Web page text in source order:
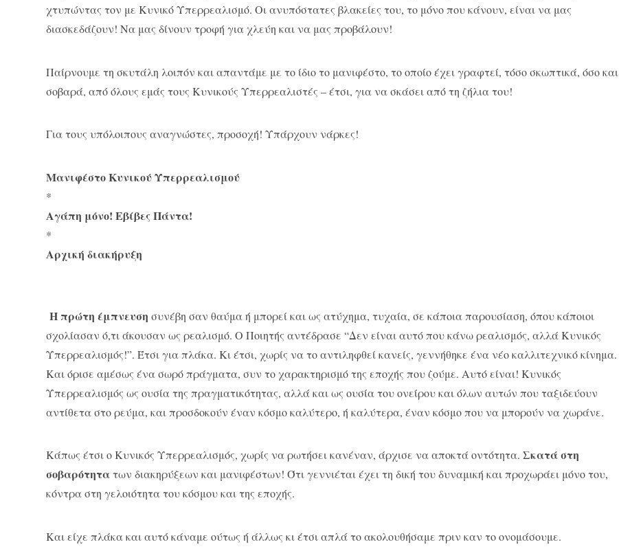
χτυπώντας τον με Κυνικό Υπερρεαλισμό. Οι ανυπόστατες βλακείες του, το μόνο που κάνουν, είναι να μας
διασκεδάζουν! Να μας δίνουν τροφή για χλεύη και να μας προβάλουν!
Παίρνουμε τη σκυτάλη λοιπόν και απαντάμε με το ίδιο το μανιφέστο, το οποίο έχει γραφτεί, τόσο σκωπτικά, όσο και
σοβαρά, από όλους εμάς τους Κυνικούς Υπερρεαλιστές – έτσι, για να σκάσει από τη ζήλια του!
Για τους υπόλοιπους αναγνώστες, προσοχή! Υπάρχουν νάρκες!
Μανιφέστο Κυνικού Υπερρεαλισμού
*
Αγάπη μόνο! Εβίβες Πάντα!
*
Αρχική διακήρυξη
Η πρώτη έμπνευση συνέβη σαν θαύμα ή μπορεί και ως ατύχημα, τυχαία, σε κάποια παρουσίαση, όπου κάποιοι
σχολίασαν ό,τι άκουσαν ως ρεαλισμό. Ο Ποιητής αντέδρασε “Δεν είναι αυτό που κάνω ρεαλισμός, αλλά Κυνικός
Υπερρεαλισμός!”. Έτσι για πλάκα. Κι έτσι, χωρίς να το αντιληφθεί κανείς, γεννήθηκε ένα νέο καλλιτεχνικό κίνημα.
Και όρισε αμέσως ένα σωρό πράγματα, συν το χαρακτηρισμό της εποχής που ζούμε. Αυτό είναι! Κυνικός
Υπερρεαλισμός ως ουσία της πραγματικότητας, αλλά και ως ουσία του ονείρου και όλων αυτών που ταξιδεύουν
αντίθετα στο ρεύμα, και προσδοκούν έναν κόσμο καλύτερο, ή καλύτερα, έναν κόσμο που να μπορούν να χωράνε.
Κάπως έτσι ο Κυνικός Υπερρεαλισμός, χωρίς να ρωτήσει κανέναν, άρχισε να αποκτά οντότητα.Σκατά στη
σοβαρότητατων διακηρύξεων και μανιφέστων! Ότι γεννιέται έχει τη δική του δυναμική και προχωράει μόνο του,
κόντρα στη γελοιότητα του κόσμου και της εποχής.
Και είχε πλάκα και αυτό κάναμε ούτως ή άλλως κι έτσι απλά το ακολουθήσαμε πριν καν το ονομάσουμε.